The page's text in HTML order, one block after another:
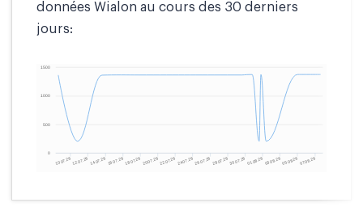
données Wialon au cours des 30 derniers
jours: